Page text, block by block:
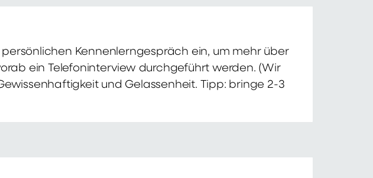
Kennenlerngespräch ein, um mehr über
ein Telefoninterview durchgeführt werden. (Wir
und Gelassenheit. Tipp: bringe 2-3